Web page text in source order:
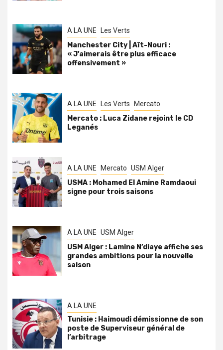
A LA UNE Les Verts
Manchester City | Aït-Nouri :
« J’aimerais être plus efficace
offensivement »
A LA UNE Les Verts Mercato
Mercato : Luca Zidane rejoint le CD
Leganés
A LA UNE Mercato USM Alger
USMA : Mohamed El Amine Ramdaoui
signe pour trois saisons
A LA UNE USM Alger
USM Alger : Lamine N’diaye affiche ses
grandes ambitions pour la nouvelle
saison
A LA UNE
Tunisie : Haimoudi démissionne de son
poste de Superviseur général de
l’arbitrage